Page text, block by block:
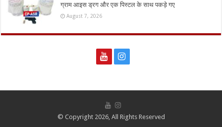
ग्राम आइस ड्रग और एक पिस्टल के साथ पकड़े गए
August 7, 2026
© Copyright 2026, All Rights Reserved